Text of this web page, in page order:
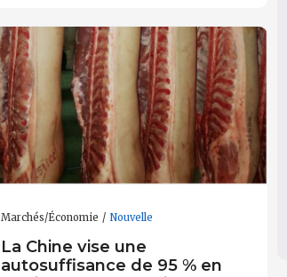
Marchés/Économie Nouvelle
La Chine vise une
autosuffisance de 95 % en